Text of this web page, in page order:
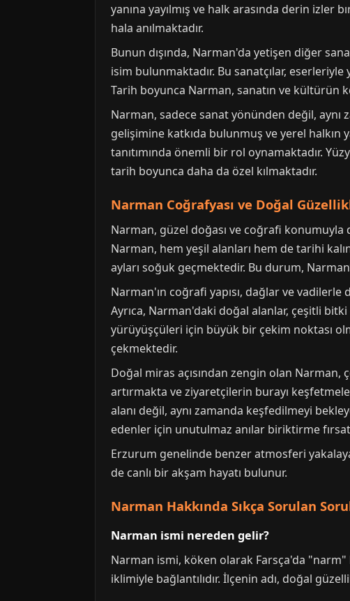
yanına yayılmış ve halk arasında derin izler
hala anılmaktadır.
Bunun dışında, Narman'da yetişen diğer
isim bulunmaktadır. Bu sanatçılar, eserleriyle
Tarih boyunca Narman, sanatın ve kültürün
Narman, sadece sanat yönünden değil,
gelişimine katkıda bulunmuş ve yerel halkın
tanıtımında önemli bir rol oynamaktadır.
tarih boyunca daha da özel kılmaktadır.
Narman Coğrafyası ve Doğal
Narman, güzel doğası ve coğrafi
Narman, hem yeşil alanları hem de tarihi
ayları soğuk geçmektedir. Bu durum,
Narman'ın coğrafi yapısı, dağlar ve
Ayrıca, Narman'daki doğal alanlar, çeşitli
yürüyüşçüleri için büyük bir çekim noktası
çekmektedir.
Doğal miras açısından zengin olan Narman,
artırmakta ve ziyaretçilerin burayı
alanı değil, aynı zamanda keşfedilmeyi
edenler için unutulmaz anılar biriktirme
Erzurum genelinde benzer atmosferi
de canlı bir akşam hayatı bulunur.
Narman Hakkında Sıkça Sorulan
Narman ismi nereden gelir?
Narman ismi, köken olarak Farsça'da
iklimiyle bağlantılıdır. İlçenin adı, doğal